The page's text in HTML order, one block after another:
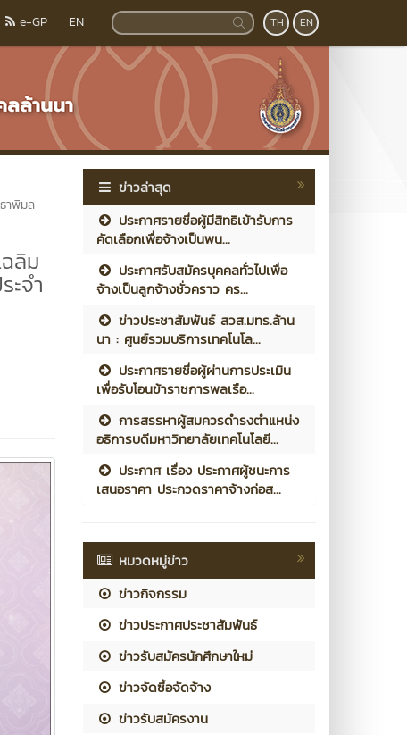
e-GP EN TH EN
าพิมล
ลิม
ะจำ
ข่าวล่าสุด
ประกาศรายชื่อผู้มีสิทธิเข้ารับการ
คัดเลือกเพื่อจ้างเป็นพน...
ประกาศรับสมัครบุคคลทั่วไปเพื่อ
จ้างเป็นลูกจ้างชั่วคราว คร...
ข่าวประชาสัมพันธ์ สวส.มทร.ล้าน
นา : ศูนย์รวมบริการเทคโนโล...
ประกาศรายชื่อผู้ผ่านการประเมิน
เพื่อรับโอนข้าราชการพลเรือ...
การสรรหาผู้สมควรดำรงตำแหน่ง
อธิการบดีมหาวิทยาลัยเทคโนโลยี...
ประกาศ เรื่อง ประกาศผู้ชนะการ
เสนอราคา ประกวดราคาจ้างก่อส...
หมวดหมู่ข่าว
ข่าวกิจกรรม
ข่าวประกาศประชาสัมพันธ์
ข่าวรับสมัครนักศึกษาใหม่
ข่าวจัดซื้อจัดจ้าง
ข่าวรับสมัครงาน